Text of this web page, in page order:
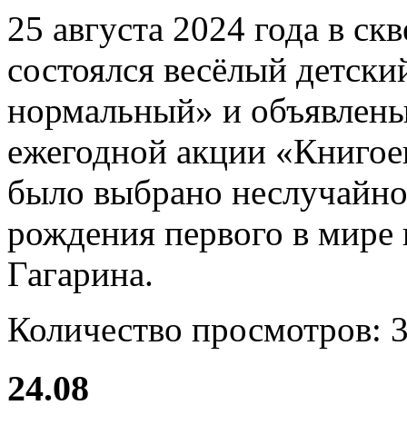
25 августа 2024 года в
состоялся весёлый
нормальный» и
ежегодной акции
было выбрано
рождения первого в
Гагарина.
Количество просмотров:
24.08